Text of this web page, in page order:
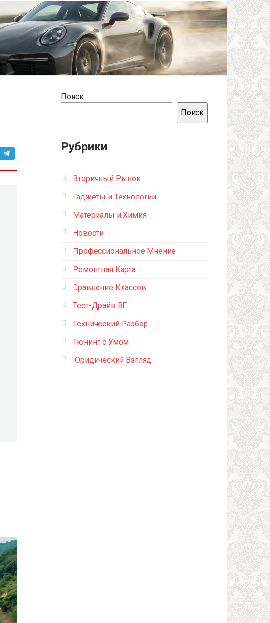
Поиск
Поиск
Рубрики
Вторичный Рынок
Гаджеты и Технологии
Материалы и Химия
Новости
Профессиональное Мнение
Ремонтная Карта
Сравнение Классов
Тест-Драйв ВГ
Технический Разбор
Тюнинг с Умом
Юридический Взгляд